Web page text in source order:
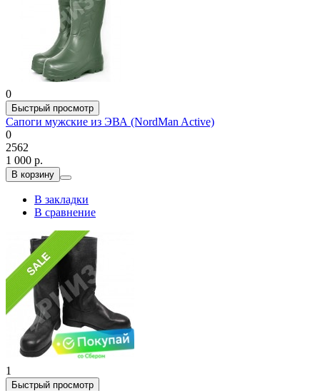
0
Быстрый просмотр
Сапоги мужские из ЭВА (NordMan Active)
0
2562
1 000 р.
В корзину
В закладки
В сравнение
1
Быстрый просмотр